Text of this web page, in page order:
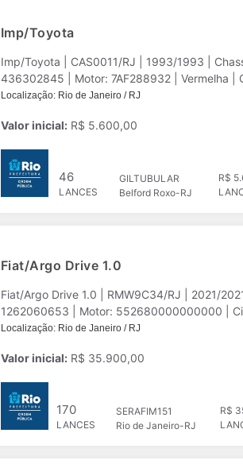
Imp/Toyota
Imp/Toyota | CAS0011/RJ | 1993/1993 |
436302845 | Motor: 7AF288932 | Vermelha |
Localização: Rio de Janeiro / RJ
Valor inicial: R$ 5.600,00
46
LANCES
GILTUBULAR
Belford Roxo-RJ
R$
Fiat/Argo Drive 1.0
Fiat/Argo Drive 1.0 | RMW9C34/RJ | 2021/
1262060653 | Motor: 552680000000000 |
Localização: Rio de Janeiro / RJ
Valor inicial: R$ 35.900,00
170
LANCES
SERAFIM151
Rio de Janeiro-RJ
R$